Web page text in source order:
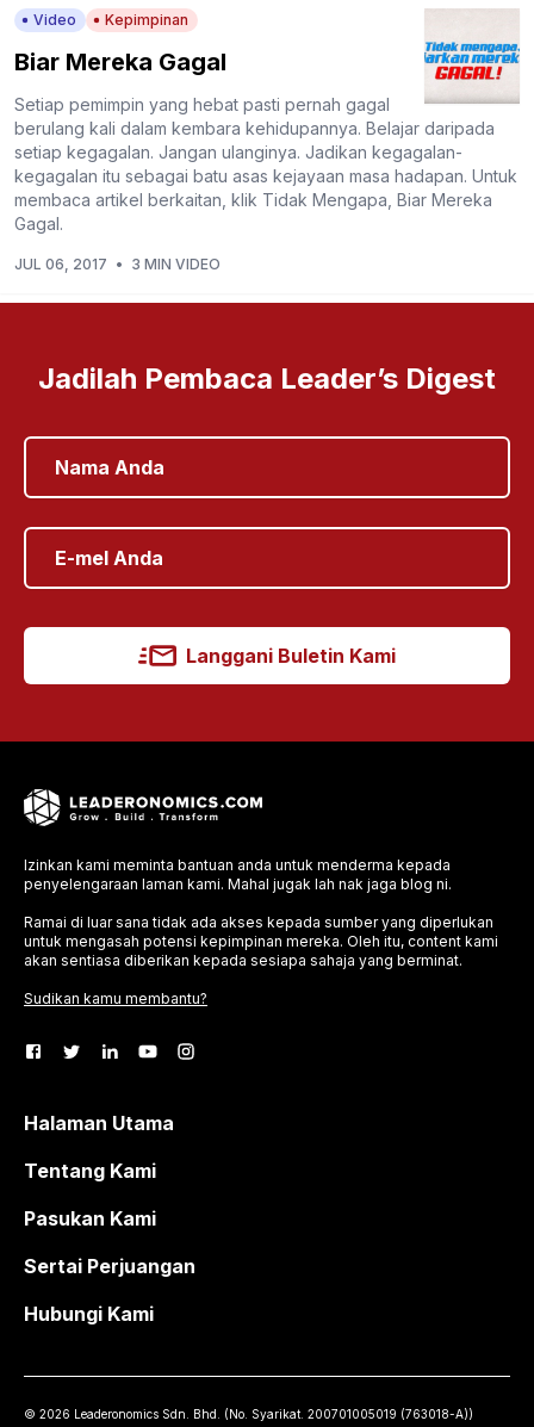
Video Kepimpinan
Biar Mereka Gagal
Setiap pemimpin yang hebat pasti pernah gagal
berulang kali dalam kembara kehidupannya. Belajar daripada
setiap kegagalan. Jangan ulanginya. Jadikan kegagalan-
kegagalan itu sebagai batu asas kejayaan masa hadapan. Untuk
membaca artikel berkaitan, klik Tidak Mengapa, Biar Mereka
Gagal.
JUL 06, 2017 • 3 MIN VIDEO
Jadilah Pembaca Leader’s Digest
Langgani Buletin Kami
Izinkan kami meminta bantuan anda untuk menderma kepada
penyelengaraan laman kami. Mahal jugak lah nak jaga blog ni.
Ramai di luar sana tidak ada akses kepada sumber yang diperlukan
untuk mengasah potensi kepimpinan mereka. Oleh itu, content kami
akan sentiasa diberikan kepada sesiapa sahaja yang berminat.
Sudikan kamu membantu?
Halaman Utama
Tentang Kami
Pasukan Kami
Sertai Perjuangan
Hubungi Kami
© 2026 Leaderonomics Sdn. Bhd. ( No. Syarikat. 200701005019 (763018-A))